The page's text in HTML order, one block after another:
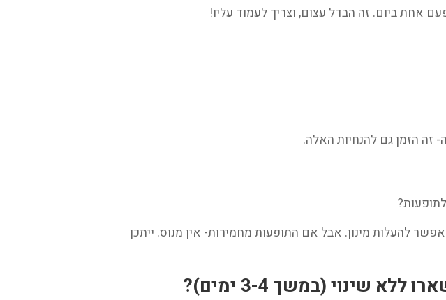
הזמן גם להנחיות האלה.
להעלות מינון. אבל אם התופעות מחמירות- אין מנוס. ייתכן
שינוי (במשך 3-4 ימים)?